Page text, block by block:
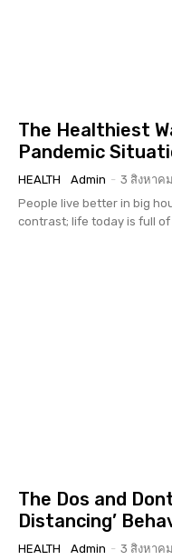
The Healthiest
Pandemic
HEALTH Admin - 3 สิงหาค
People live better in big
contrast; life today is full of
The Dos and
Distancing’
HEALTH Admin - 3 สิงหาค